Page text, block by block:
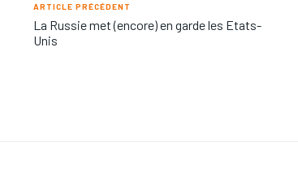
ARTICLE PRÉCÉDENT
La Russie met (encore) en garde les Etats-
Unis